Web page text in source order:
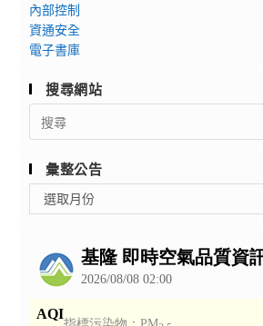
內部控制
資通安全
電子書庫
搜尋網站
Search
for:
彙整公告
整
選取月份